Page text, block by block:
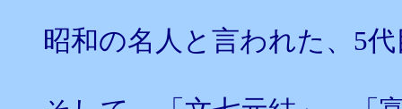
昭和の名人と言われた、5